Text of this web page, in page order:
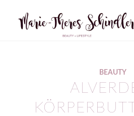
BEAUTY